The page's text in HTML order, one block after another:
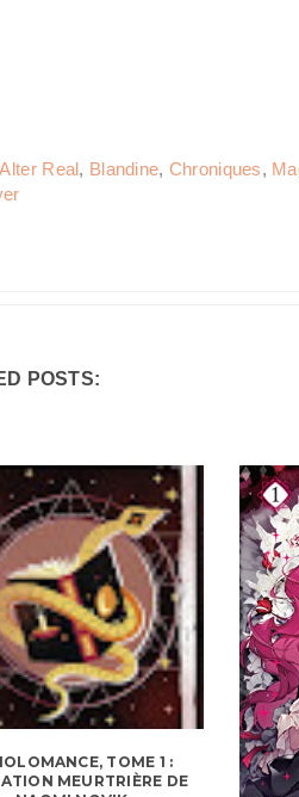
Alter Real, Blandine, Chroniques,
POSTS:
TOME 1 :
MEURTRIÈRE DE